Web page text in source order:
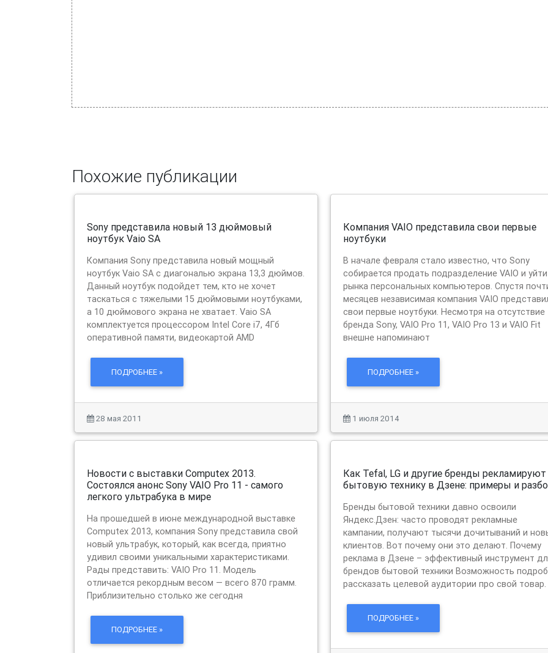
Похожие публикации
Sony представила новый 13 дюймовый
ноутбук Vaio SA
Компания Sony представила новый мощный
ноутбук Vaio SA с диагональю экрана 13,3 дюймов.
Данный ноутбук подойдет тем, кто не хочет
таскаться с тяжелыми 15 дюймовыми ноутбуками,
а 10 дюймового экрана не хватает. Vaio SA
комплектуется процессором Intel Core i7, 4Гб
оперативной памяти, видеокартой AMD
ПОДРОБНЕЕ »
28 мая 2011
Новости с выставки Computex 2013.
Состоялся анонс Sony VAIO Pro 11 - cамого
легкого ультрабука в мире
На прошедшей в июне международной выставке
Computex 2013, компания Sony представила свой
новый ультрабук, который, как всегда, приятно
удивил своими уникальными характеристиками.
Рады представить: VAIO Pro 11. Модель
отличается рекордным весом — всего 870 грамм.
Приблизительно столько же сегодня
ПОДРОБНЕЕ »
Компания VAIO представила свои первые
ноутбуки
В начале февраля стало известно, что Sony
собирается продать подразделение VAIO и
рынка персональных компьютеров. Спустя
месяцев независимая компания VAIO
свои первые ноутбуки. Несмотря на отсутствие
бренда Sony, VAIO Pro 11, VAIO Pro 13 и VAIO Fit
внешне напоминают
ПОДРОБНЕЕ »
1 июля 2014
Как Tefal, LG и другие бренды рекламируют
бытовую технику в Дзене: примеры и
Бренды бытовой техники давно освоили
Яндекс.Дзен: часто проводят рекламные
кампании, получают тысячи дочитываний и
клиентов. Вот почему они это делают. Почему
реклама в Дзене – эффективный инструмент
брендов бытовой техники Возможность
рассказать целевой аудитории про свой товар.
ПОДРОБНЕЕ »